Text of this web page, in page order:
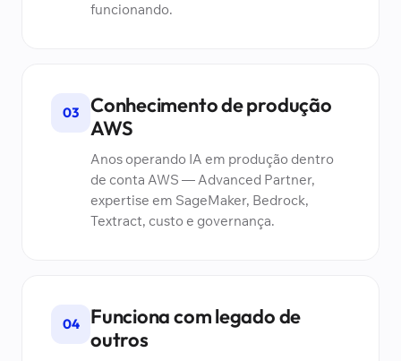
funcionando.
03
Conhecimento de produção
AWS
Anos operando IA em produção dentro
de conta AWS — Advanced Partner,
expertise em SageMaker, Bedrock,
Textract, custo e governança.
04
Funciona com legado de
outros